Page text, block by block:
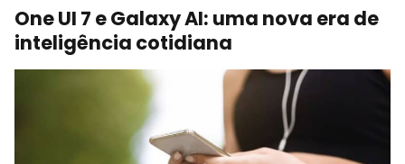
One UI 7 e Galaxy AI: uma nova era de
inteligência cotidiana